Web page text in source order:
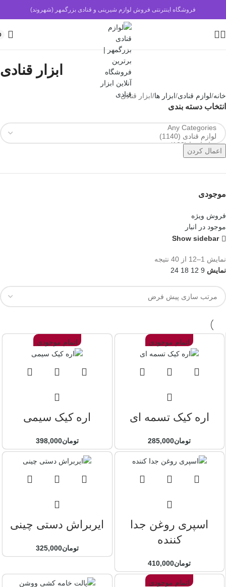
فروشگاه اینترنتی فروش لوازم شیرینی و قنادی بزرگمهر (شهروند)
ابزار قنادی
خانه لوازم قنادی ابزار ها ابزار قنادی
انتخاب دسته بندی
اعمال کردن
موجودی
فروش ویژه
موجود در انبار
Show sidebar
نمایش 1–12 از 40 نتیجه
نمایش 9
12
18
24
اتمام موجودی
اره کیک تسمه ای
تومان285,000
اتمام موجودی
اره کیک سیمی
تومان398,000
اسپری روغن جدا
کننده
تومان410,000
ایربراش دستی چینی
تومان325,000
اتمام موجودی